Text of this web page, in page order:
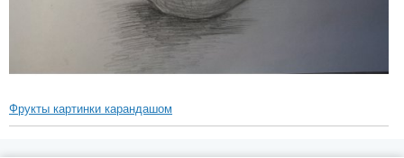
Фрукты картинки карандашом